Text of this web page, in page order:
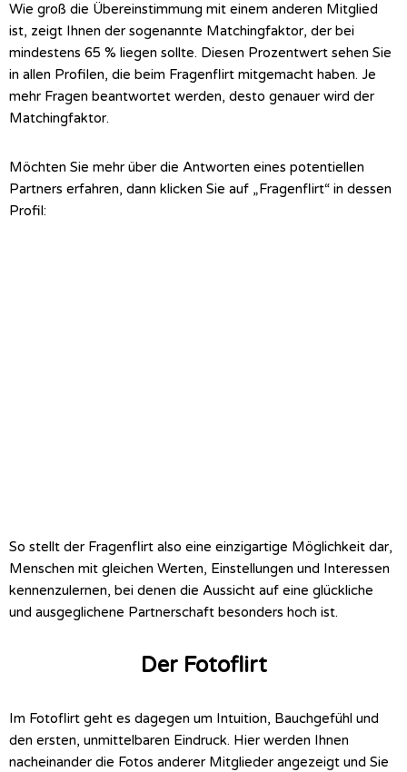
Wie groß die Übereinstimmung mit einem anderen Mitglied
ist, zeigt Ihnen der sogenannte Matchingfaktor, der bei
mindestens 65 % liegen sollte. Diesen Prozentwert sehen Sie
in allen Profilen, die beim Fragenflirt mitgemacht haben. Je
mehr Fragen beantwortet werden, desto genauer wird der
Matchingfaktor.
Möchten Sie mehr über die Antworten eines potentiellen
Partners erfahren, dann klicken Sie auf „Fragenflirt“ in dessen
Profil:
So stellt der Fragenflirt also eine einzigartige Möglichkeit dar,
Menschen mit gleichen Werten, Einstellungen und Interessen
kennenzulernen, bei denen die Aussicht auf eine glückliche
und ausgeglichene Partnerschaft besonders hoch ist.
Der Fotoflirt
Im Fotoflirt geht es dagegen um Intuition, Bauchgefühl und
den ersten, unmittelbaren Eindruck. Hier werden Ihnen
nacheinander die Fotos anderer Mitglieder angezeigt und Sie